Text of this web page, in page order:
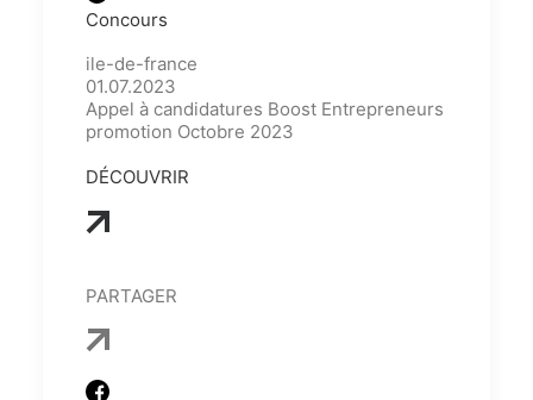
Concours
ile-de-france
01.07.2023
Appel à candidatures Boost Entrepreneurs
promotion Octobre 2023
DÉCOUVRIR
PARTAGER